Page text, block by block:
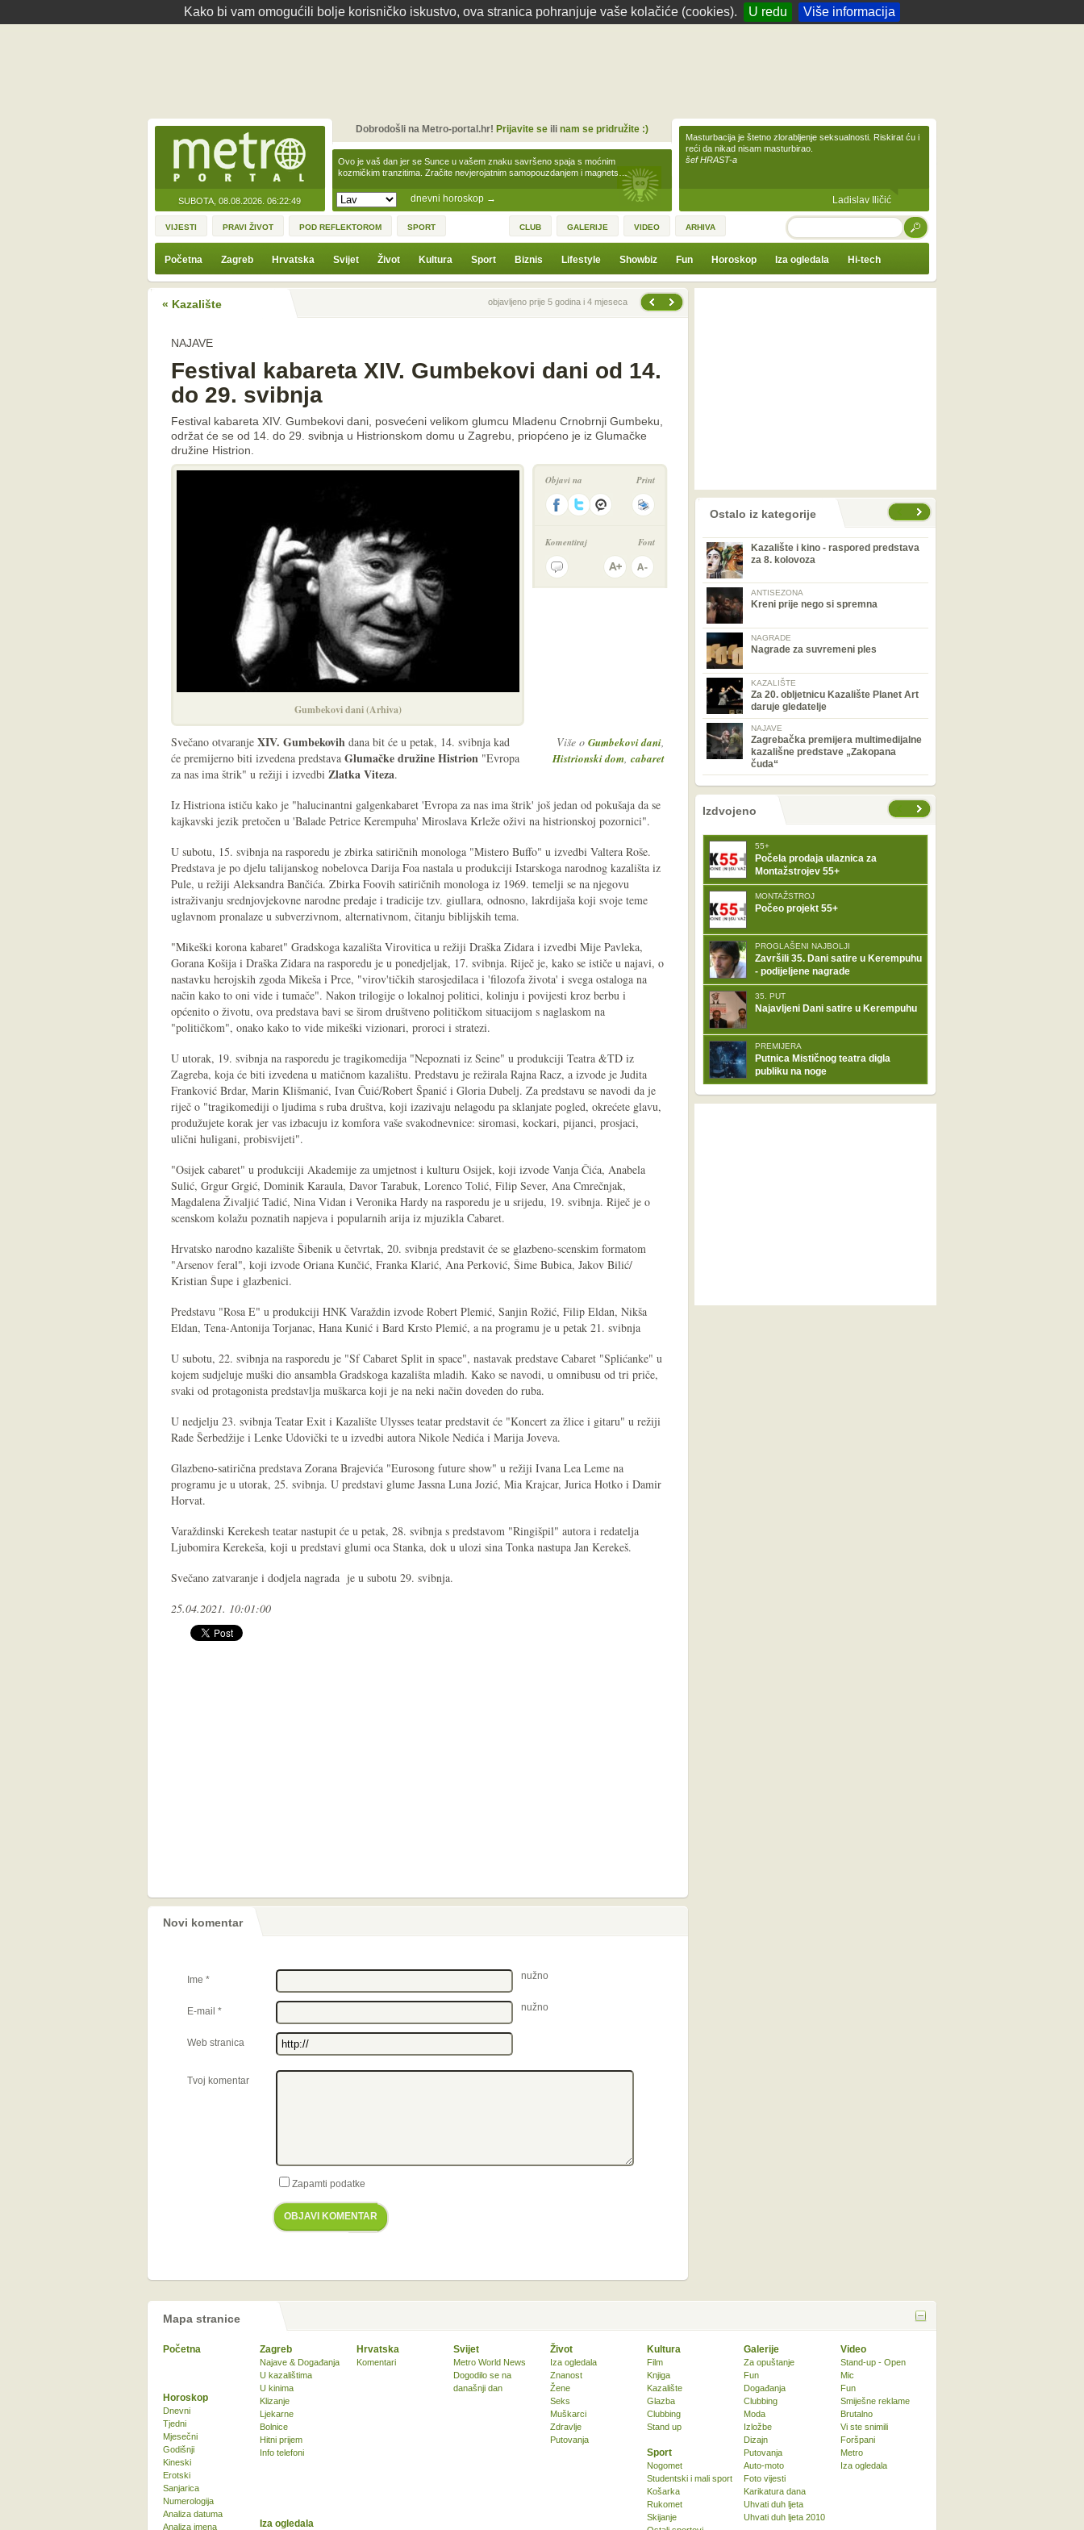
Kako bi vam omogućili bolje korisničko iskustvo, ova stranica pohranjuje vaše kolačiće (cookies). U redu Više informacija
SUBOTA, 08.08.2026. 06:22:49 dnevni horoskop →
Ovo je vaš dan jer se Sunce u vašem znaku savršeno spaja s moćnim
kozmičkim tranzitima. Zračite nevjerojatnim samopouzdanjem i magnets…
Dobrodošli na Metro-portal.hr! Prijavite seili nam se pridružite :)
Masturbacija je štetno zlorabljenje seksualnosti. Riskirat ću i
reći da nikad nisam masturbirao.
šef HRAST-a
Ladislav Iličić
VIJESTI PRAVI ŽIVOT POD REFLEKTOROM SPORT CLUB GALERIJE VIDEO ARHIVA TRAŽI
Početna Zagreb Hrvatska Svijet Život Kultura Sport Biznis Lifestyle Showbiz Fun Horoskop Iza ogledala Hi-tech
« Kazalište Prethodna vijestobjavljeno prije 5 godina i 4 mjeseca
NAJAVE
Festival kabareta XIV. Gumbekovi dani od 14.
do 29. svibnja
Festival kabareta XIV. Gumbekovi dani, posvećeni velikom glumcu Mladenu Crnobrnji Gumbeku,
održat će se od 14. do 29. svibnja u Histrionskom domu u Zagrebu, priopćeno je iz Glumačke
družine Histrion.
Gumbekovi dani (Arhiva)
Objavi na Print
Komentiraj Font
Više o Gumbekovi dani,
Histrionski dom, cabaret
Svečano otvaranje XIV. Gumbekovih dana bit će u petak, 14. svibnja kad
će premijerno biti izvedena predstava Glumačke družine Histrion "Evropa
za nas ima štrik" u režiji i izvedbi Zlatka Viteza.
Iz Histriona ističu kako je "halucinantni galgenkabaret 'Evropa za nas ima štrik' još jedan od pokušaja da se
kajkavski jezik pretočen u 'Balade Petrice Kerempuha' Miroslava Krleže oživi na histrionskoj pozornici".
U subotu, 15. svibnja na rasporedu je zbirka satiričnih monologa "Mistero Buffo" u izvedbi Valtera Roše.
Predstava je po djelu talijanskog nobelovca Darija Foa nastala u produkciji Istarskoga narodnog kazališta iz
Pule, u režiji Aleksandra Bančića. Zbirka Foovih satiričnih monologa iz 1969. temelji se na njegovu
istraživanju srednjovjekovne narodne predaje i tradicije tzv. giullara, odnosno, lakrdijaša koji svoje teme
uglavnom pronalaze u subverzivnom, alternativnom, čitanju biblijskih tema.
"Mikeški korona kabaret" Gradskoga kazališta Virovitica u režiji Draška Zidara i izvedbi Mije Pavleka,
Gorana Košija i Draška Zidara na rasporedu je u ponedjeljak, 17. svibnja. Riječ je, kako se ističe u najavi, o
nastavku herojskih zgoda Mikeša i Prce, "virov'tičkih starosjedilaca i 'filozofa života' i svega ostaloga na
način kako to oni vide i tumače". Nakon trilogije o lokalnoj politici, kolinju i povijesti kroz berbu i
općenito o životu, ova predstava bavi se širom društveno političkom situacijom s naglaskom na
"političkom", onako kako to vide mikeški vizionari, proroci i stratezi.
U utorak, 19. svibnja na rasporedu je tragikomedija "Nepoznati iz Seine" u produkciji Teatra &TD iz
Zagreba, koja će biti izvedena u matičnom kazalištu. Predstavu je režirala Rajna Racz, a izvode je Judita
Franković Brdar, Marin Klišmanić, Ivan Čuić/Robert Španić i Gloria Dubelj. Za predstavu se navodi da je
riječ o "tragikomediji o ljudima s ruba društva, koji izazivaju nelagodu pa sklanjate pogled, okrećete glavu,
produžujete korak jer vas izbacuju iz komfora vaše svakodnevnice: siromasi, kockari, pijanci, prosjaci,
ulični huligani, probisvijeti".
"Osijek cabaret" u produkciji Akademije za umjetnost i kulturu Osijek, koji izvode Vanja Čića, Anabela
Sulić, Grgur Grgić, Dominik Karaula, Davor Tarabuk, Lorenco Tolić, Filip Sever, Ana Cmrečnjak,
Magdalena Živaljić Tadić, Nina Vidan i Veronika Hardy na rasporedu je u srijedu, 19. svibnja. Riječ je o
scenskom kolažu poznatih napjeva i popularnih arija iz mjuzikla Cabaret.
Hrvatsko narodno kazalište Šibenik u četvrtak, 20. svibnja predstavit će se glazbeno-scenskim formatom
"Arsenov feral", koji izvode Oriana Kunčić, Franka Klarić, Ana Perković, Šime Bubica, Jakov Bilić/
Kristian Šupe i glazbenici.
Predstavu "Rosa E" u produkciji HNK Varaždin izvode Robert Plemić, Sanjin Rožić, Filip Eldan, Nikša
Eldan, Tena-Antonija Torjanac, Hana Kunić i Bard Krsto Plemić, a na programu je u petak 21. svibnja
U subotu, 22. svibnja na rasporedu je "Sf Cabaret Split in space", nastavak predstave Cabaret "Splićanke" u
kojem sudjeluje muški dio ansambla Gradskoga kazališta mladih. Kako se navodi, u omnibusu od tri priče,
svaki od protagonista predstavlja muškarca koji je na neki način doveden do ruba.
U nedjelju 23. svibnja Teatar Exit i Kazalište Ulysses teatar predstavit će "Koncert za žlice i gitaru" u režiji
Rade Šerbedžije i Lenke Udovički te u izvedbi autora Nikole Nedića i Marija Joveva.
Glazbeno-satirična predstava Zorana Brajevića "Eurosong future show" u režiji Ivana Lea Leme na
programu je u utorak, 25. svibnja. U predstavi glume Jassna Luna Jozić, Mia Krajcar, Jurica Hotko i Damir
Horvat.
Varaždinski Kerekesh teatar nastupit će u petak, 28. svibnja s predstavom "Ringišpil" autora i redatelja
Ljubomira Kerekeša, koji u predstavi glumi oca Stanka, dok u ulozi sina Tonka nastupa Jan Kerekeš.
Svečano zatvaranje i dodjela nagrada je u subotu 29. svibnja.
25.04.2021. 10:01:00
Novi komentar
Ime * nužno
E-mail * nužno
Web stranica
Tvoj komentar
Zapamti podatke
OBJAVI KOMENTAR
prethodno Ostalo iz kategorije
Kazalište i kino - raspored predstava
za 8. kolovoza
ANTISEZONA
Kreni prije nego si spremna
NAGRADE
Nagrade za suvremeni ples
KAZALIŠTE
Za 20. obljetnicu Kazalište Planet Art
daruje gledatelje
NAJAVE
Zagrebačka premijera multimedijalne
kazališne predstave „Zakopana
čuda“
nema prethodne stranice
sljedećeIzdvojeno
55+
Počela prodaja ulaznica za
Montažstrojev 55+
MONTAŽSTROJ
Počeo projekt 55+
PROGLAŠENI NAJBOLJI
Završili 35. Dani satire u Kerempuhu
- podijeljene nagrade
35. PUT
Najavljeni Dani satire u Kerempuhu
PREMIJERA
Putnica Mističnog teatra digla
publiku na noge
Mapa stranice
Početna Zagreb
Najave & Događanja
U kazalištima
U kinima
Klizanje
Ljekarne
Bolnice
Hitni prijem
Info telefoni
Hrvatska
Komentari
Svijet
Metro World News
Dogodilo se na
današnji dan
Život
Iza ogledala
Znanost
Žene
Seks
Muškarci
Zdravlje
Putovanja
Kultura
Film
Knjiga
Kazalište
Glazba
Clubbing
Stand up
Sport
Nogomet
Studentski i mali sport
Košarka
Rukomet
Skijanje
Horoskop
Dnevni
Tjedni
Mjesečni
Godišnji
Kineski
Erotski
Sanjarica
Numerologija
Analiza datuma
Analiza imena
Iza ogledala
Galerije
Za opuštanje
Fun
Događanja
Clubbing
Moda
Izložbe
Dizajn
Putovanja
Auto-moto
Foto vijesti
Karikatura dana
Uhvati duh ljeta
Uhvati duh ljeta 2010
Video
Stand-up - Open
Mic
Fun
Smiješne reklame
Brutalno
Vi ste snimili
Foršpani
Metro
Iza ogledala